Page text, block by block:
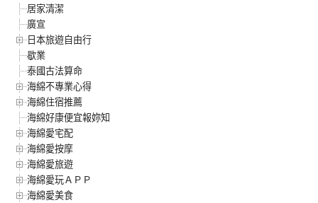
居家清潔
廣宣
日本旅遊自由行
歇業
泰國古法算命
海綿不專業心得
海綿住宿推薦
海綿好康便宜報妳知
海綿愛宅配
海綿愛按摩
海綿愛旅遊
海綿愛玩ＡＰＰ
海綿愛美食